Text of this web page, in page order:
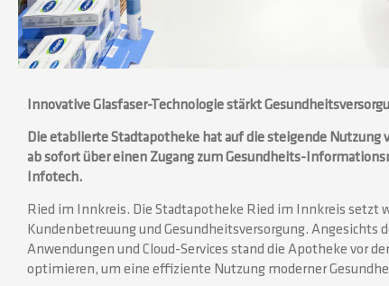
Innovative Glasfaser-Technologie stärkt
Die etablierte Stadtapotheke hat auf die steigende Nutzung
ab sofort über einen Zugang zum Gesundheits-
Infotech.
Ried im Innkreis. Die Stadtapotheke Ried im Innkreis setzt
Kundenbetreuung und Gesundheitsversorgung. Angesichts
Anwendungen und Cloud-Services stand die Apotheke vor
optimieren, um eine effiziente Nutzung moderner